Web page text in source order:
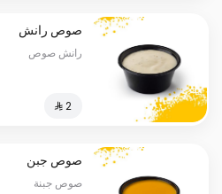
صوص رانش
رانش صوص
⁨⁦‪‬ 2⁩
صوص جبن
صوص جبنة